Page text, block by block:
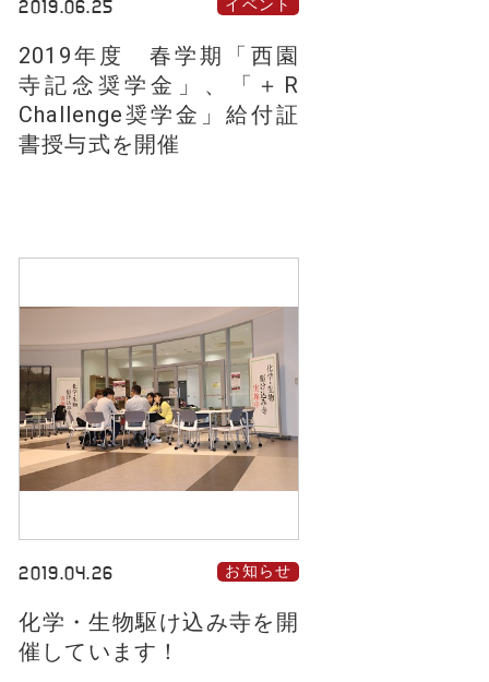
2019.06.25 イベント
2019年度 春学期「西園
寺記念奨学金」、「＋R
Challenge奨学金」給付証
書授与式を開催
2019.04.26 お知らせ
化学・生物駆け込み寺を開
催しています！